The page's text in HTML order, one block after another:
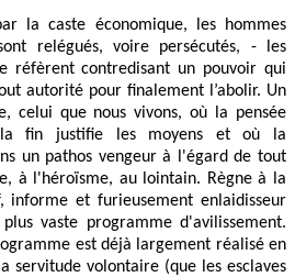
la caste économique, les hommes
relégués, voire persécutés, - les
réfèrent contredisant un pouvoir qui
autorité pour finalement l’abolir. Un
celui que nous vivons, où la pensée
la fin justifie les moyens et où la
un pathos vengeur à l'égard de tout
à l'héroïsme, au lointain. Règne à la
informe et furieusement enlaidisseur
vaste programme d'avilissement.
est déjà largement réalisé en
servitude volontaire (que les esclaves